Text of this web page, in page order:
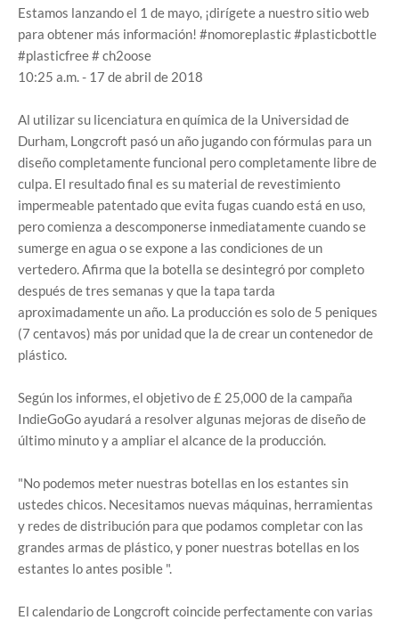
Estamos lanzando el 1 de mayo, ¡dirígete a nuestro sitio web
para obtener más información! #nomoreplastic #plasticbottle
#plasticfree # ch2oose
10:25 a.m. - 17 de abril de 2018
Al utilizar su licenciatura en química de la Universidad de
Durham, Longcroft pasó un año jugando con fórmulas para un
diseño completamente funcional pero completamente libre de
culpa. El resultado final es su material de revestimiento
impermeable patentado que evita fugas cuando está en uso,
pero comienza a descomponerse inmediatamente cuando se
sumerge en agua o se expone a las condiciones de un
vertedero. Afirma que la botella se desintegró por completo
después de tres semanas y que la tapa tarda
aproximadamente un año. La producción es solo de 5 peniques
(7 centavos) más por unidad que la de crear un contenedor de
plástico.
Según los informes, el objetivo de £ 25,000 de la campaña
IndieGoGo ayudará a resolver algunas mejoras de diseño de
último minuto y a ampliar el alcance de la producción.
"No podemos meter nuestras botellas en los estantes sin
ustedes chicos. Necesitamos nuevas máquinas, herramientas
y redes de distribución para que podamos completar con las
grandes armas de plástico, y poner nuestras botellas en los
estantes lo antes posible ".
El calendario de Longcroft coincide perfectamente con varias